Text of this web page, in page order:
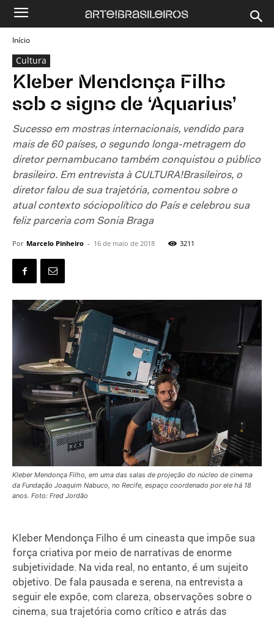
Início
Cultura
Kleber Mendonça Filho
sob o signo de ‘Aquarius’
Sucesso em mostras internacionais, vendido para
mais de 60 países, o segundo longa-metragem do
diretor pernambucano também conquistou o público
brasileiro. Em entrevista à CULTURA!Brasileiros, o
diretor falou de sua trajetória, comentou sobre o
atual contexto sóciopolítico do País e celebrou sua
feliz parceria com Sonia Braga
Por Marcelo Pinheiro - 16 de maio de 2018 3211
Kleber Mendonça Filho, em uma das salas de projeção do núcleo de cinema
da Fundação Joaquim Nabuco, no Recife, espaço coordenado por ele há 18
anos. Foto: Fred Jordão
Kleber Mendonça Filho é um cineasta que impõe sua
força criativa por meio de narrativas de enorme
subjetividade. Na vida real, no entanto, é um sujeito
objetivo. De fala pausada e serena, na entrevista a
seguir ele expõe, com clareza, observações sobre o
cinema, sua trajetória como crítico e atrás das